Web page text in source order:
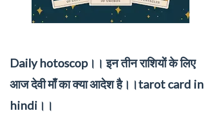
Daily hotoscop।। इन तीन राशियों के लिए
आज देवी माँ का क्या आदेश है।।tarot card in
hindi।।